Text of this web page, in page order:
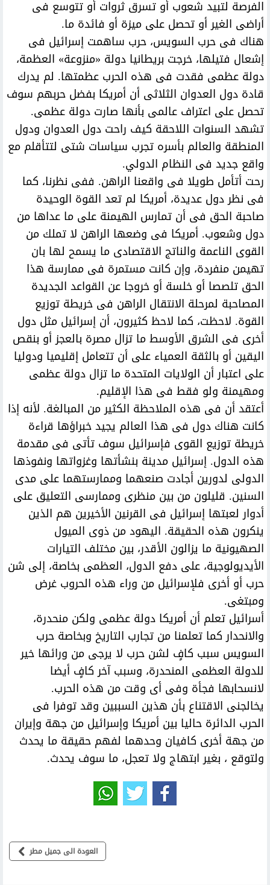
الفرصة لتبيد شعوب أو تسرق ثروات أو تتوسع فى
أراضى الغير أو تحصل على ميزة أو فائدة ما.
هناك فى حرب السويس، حرب ساهمت إسرائيل فى
إشعال فتيلها، خرجت بريطانيا دولة «منزوعة» العظمة،
دولة عظمى فقدت فى هذه الحرب عظمتها. لم يدرك
قادة دول العدوان الثلاثى أن أمريكا بفضل حربهم سوف
تحصل على اعتراف عالمى بأنها صارت دولة عظمى.
تشهد السنوات اللاحقة كيف راحت دول العدوان ودول
المنطقة والعالم بأسره تجرب سياسات شتى لتتأقلم مع
واقع جديد فى النظام الدولي.
رحت أتأمل طويلا فى واقعنا الراهن. ففى نظرنا، كما
فى نظر دول عديدة، أمريكا لم تعد القوة الوحيدة
صاحبة الحق فى أن تمارس الهيمنة على ما عداها من
دول وشعوب. أمريكا فى وضعها الراهن لا تملك من
القوى الناعمة والناتج الاقتصادى ما يسمح لها بان
تهيمن منفردة، وإن كانت مستمرة فى ممارسة هذا
الحق تلصصا أو خلسة أو خروجا عن القواعد الجديدة
المصاحبة لمرحلة الانتقال الراهن فى خريطة توزيع
القوة. لاحظت، كما لاحظ كثيرون، أن إسرائيل مثل دول
أخرى فى الشرق الأوسط ما تزال مصرة بالعجز أو بنقص
اليقين أو بالثقة العمياء على أن تتعامل إقليميا ودوليا
على اعتبار أن الولايات المتحدة ما تزال دولة عظمى
ومهيمنة ولو فقط فى هذا الإقليم.
أعتقد أن فى هذه الملاحظة الكثير من المبالغة. لأنه إذا
كانت هناك دول فى هذا العالم يجيد خبراؤها قراءة
خريطة توزيع القوى فإسرائيل سوف تأتى فى مقدمة
هذه الدول. إسرائيل مدينة بنشأتها وغزواتها ونفوذها
الدولى لدورين أجادت صنعهما وممارستهما على مدى
السنين. قليلون من بين منظرى وممارسى التعليق على
أدوار لعبتها إسرائيل فى القرنين الأخيرين هم الذين
ينكرون هذه الحقيقة. اليهود من ذوى الميول
الصهيونية ما يزالون الأقدر، بين مختلف التيارات
الأيديولوجية، على دفع الدول، العظمى بخاصة، إلى شن
حرب أو أخرى فلإسرائيل من وراء هذه الحروب غرض
ومبتغى.
أسرائيل تعلم أن أمريكا دولة عظمى ولكن منحدرة،
والانحدار كما تعلمنا من تجارب التاريخ وبخاصة حرب
السويس سبب كافٍ لشن حرب لا يرجى من ورائها خير
للدولة العظمى المنحدرة، وسبب آخر كافٍ أيضا
لانسحابها فجأة وفى أى وقت من هذه الحرب.
يخالجنى الاقتناع بأن هذين السببين وقد توفرا فى
الحرب الدائرة حاليا بين أمريكا وإسرائيل من جهة وإيران
من جهة أخرى كافيان وحدهما لفهم حقيقة ما يحدث
ولتوقع ، بغير ابتهاج ولا تعجل، ما سوف يحدث.
العودة الى جميل مطر